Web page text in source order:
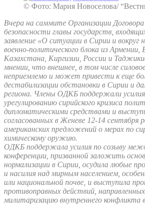
© Фото: Мария Новоселова/
Вчера на саммите Организации Договора
безопасности главы государств,
заявление «О ситуации в Сирии и вокруг
военно-политического блока из Армении,
Казахстана, Киргизии, России и
мнении, что внешнее, в том числе
неприемлемо и может привести к еще
дестабилизации обстановки в Сирии и
региона. Члены ОДКБ поддержали
урегулированию сирийского кризиса
дипломатическими средствами и
согласованных в Женеве 12-14 сентября
американских предложений о мерах по
химическому оружию.
ОДКБ поддержала усилия по созыву
конференции, призванной заложить
нормализации в Сирии, осудила любые
и насилия над мирным населением,
или национальной почве, и выступила
противоправных действий,
милитаризацию внутреннего конфликта